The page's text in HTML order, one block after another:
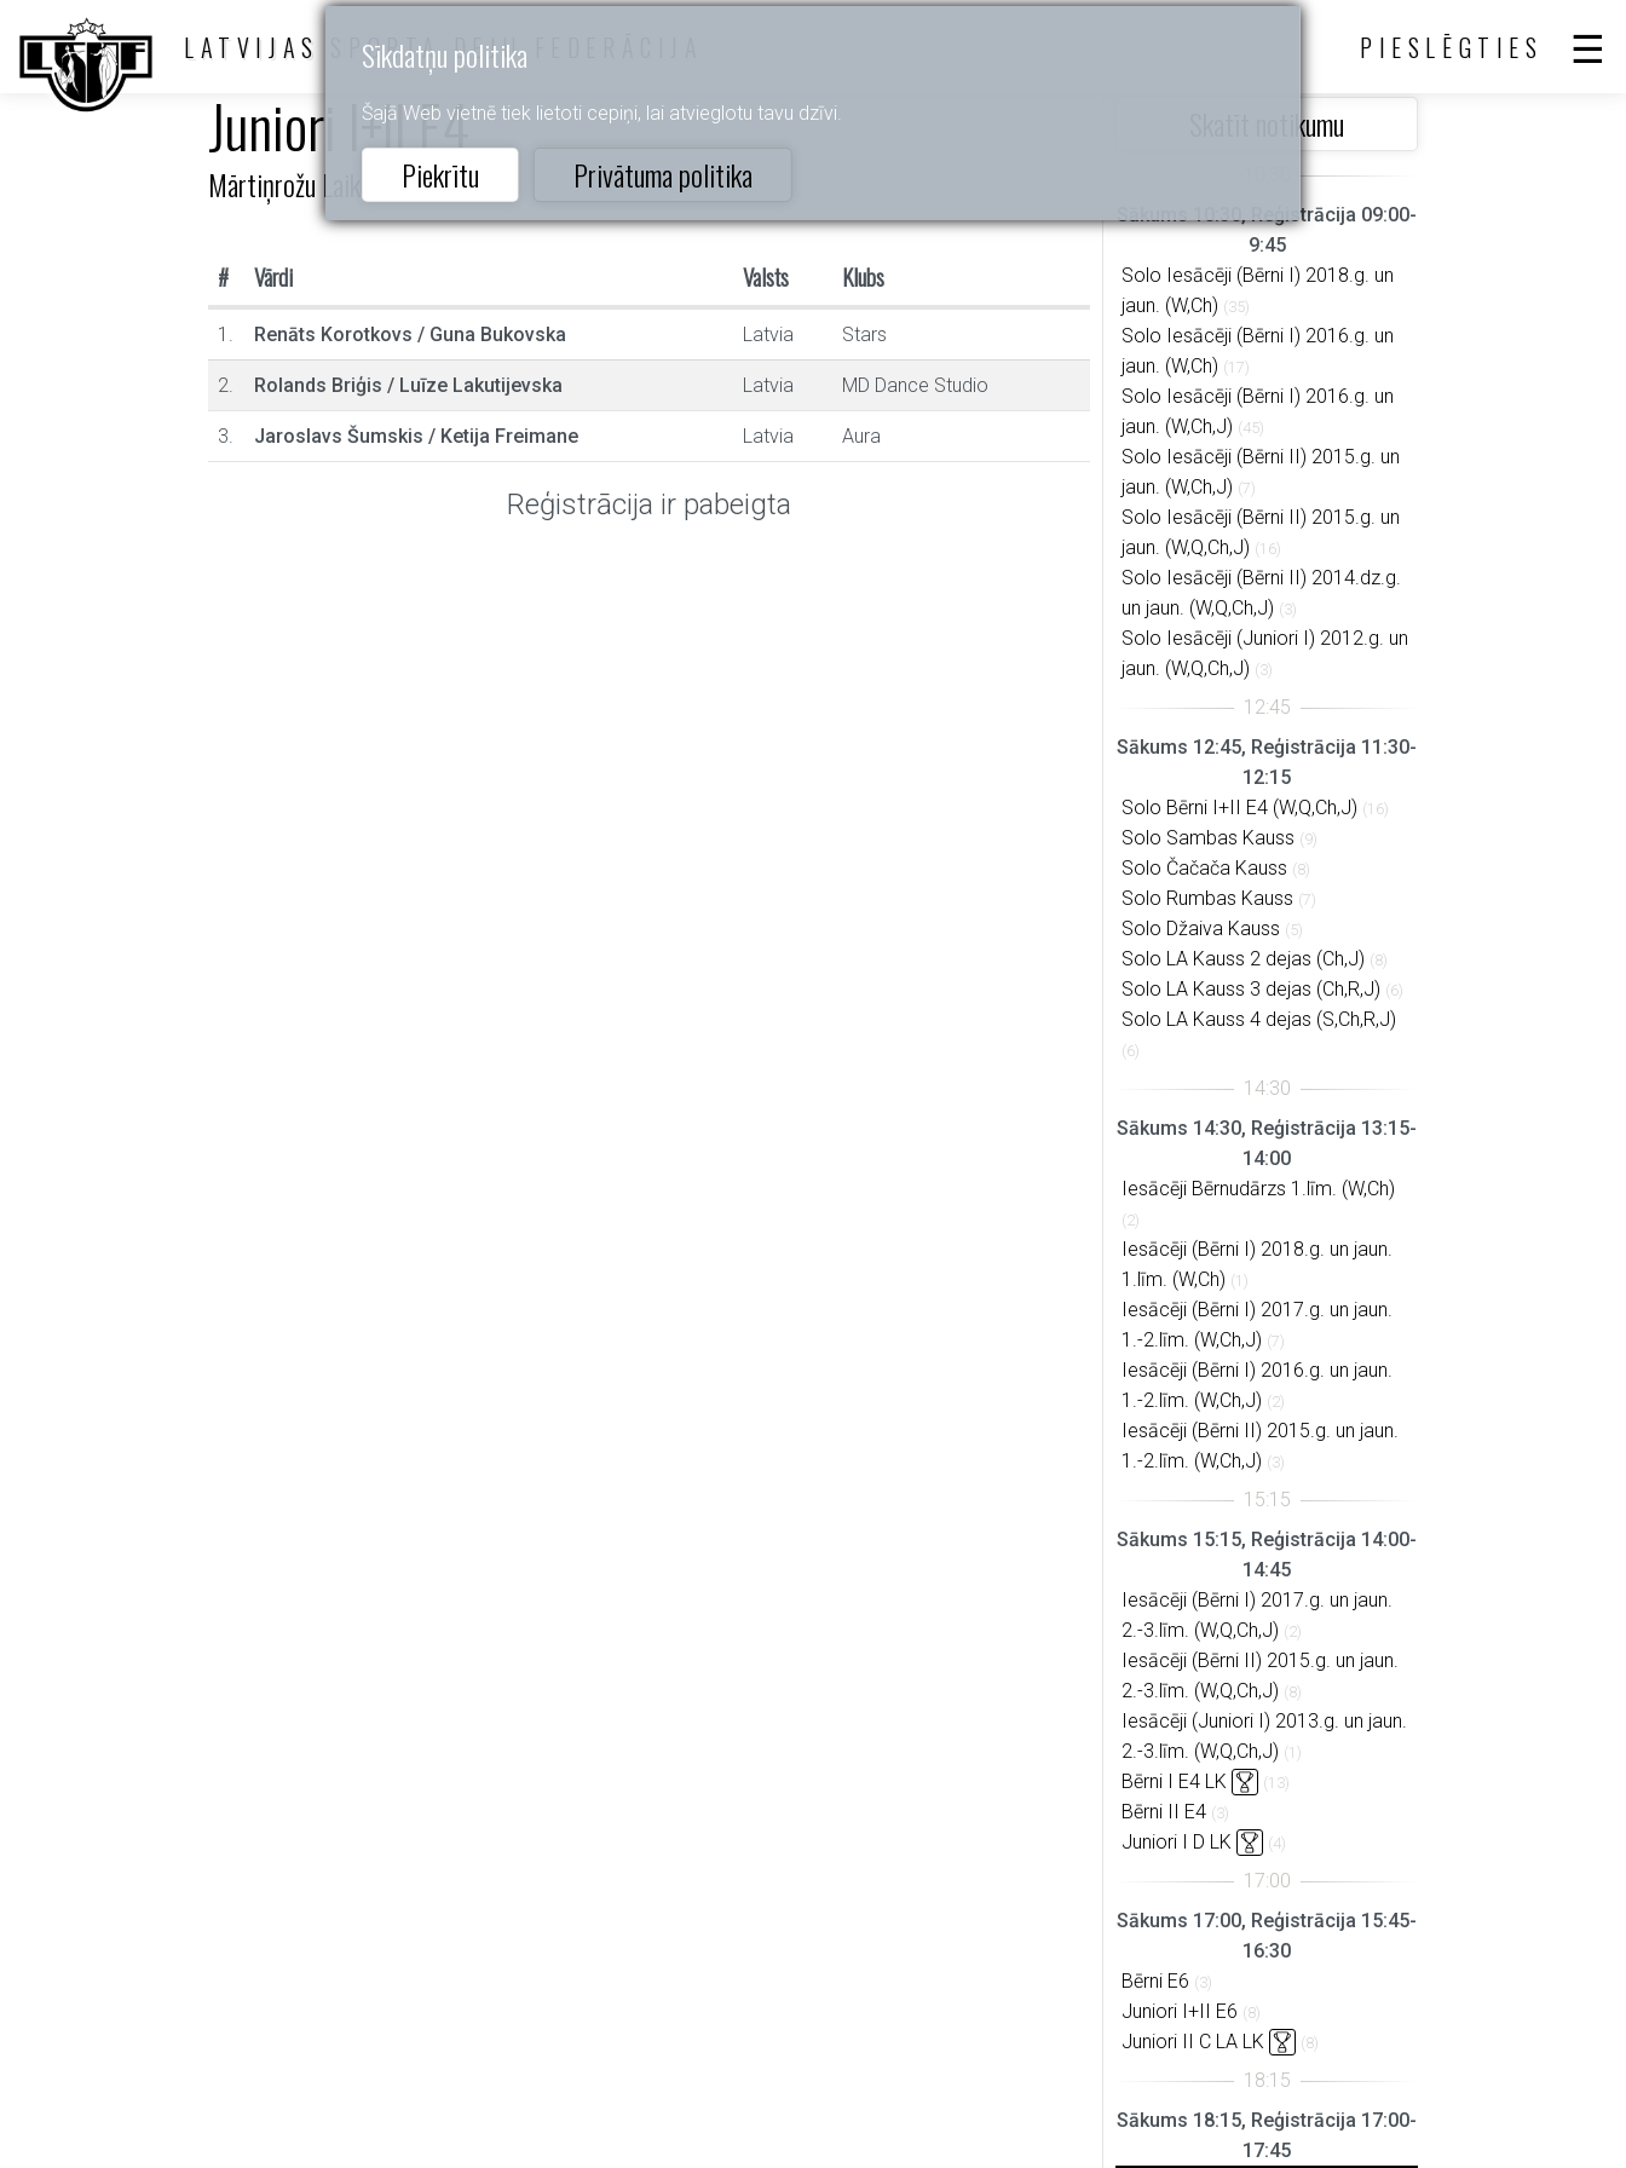
Sīkdatņu politika
Šajā Web vietnē tiek lietoti cepiņi, lai atvieglotu tavu dzīvi.
Piekrītu Privātuma politika
LATVIJAS SPORTA DEJU FEDERĀCIJA PIESLĒGTIES
Juniori I+II E4
Mārtiņrožu Laiks
# Vārdi Valsts Klubs
1. Renāts Korotkovs / Guna Bukovska Latvia Stars
2. Rolands Briģis / Luīze Lakutijevska Latvia MD Dance Studio
3. Jaroslavs Šumskis / Ketija Freimane Latvia Aura
Reģistrācija ir pabeigta
Skatīt notikumu
Sākums 10:30, Reģistrācija 09:00-
9:45
Solo Iesācēji (Bērni I) 2018.g. un
jaun. (W,Ch) (35)
Solo Iesācēji (Bērni I) 2016.g. un
jaun. (W,Ch) (17)
Solo Iesācēji (Bērni I) 2016.g. un
jaun. (W,Ch,J) (45)
Solo Iesācēji (Bērni II) 2015.g. un
jaun. (W,Ch,J) (7)
Solo Iesācēji (Bērni II) 2015.g. un
jaun. (W,Q,Ch,J) (16)
Solo Iesācēji (Bērni II) 2014.dz.g.
un jaun. (W,Q,Ch,J) (3)
Solo Iesācēji (Juniori I) 2012.g. un
jaun. (W,Q,Ch,J) (3)
Sākums 12:45, Reģistrācija 11:30-
12:15
Solo Bērni I+II E4 (W,Q,Ch,J) (16)
Solo Sambas Kauss (9)
Solo Čačača Kauss (8)
Solo Rumbas Kauss (7)
Solo Džaiva Kauss (5)
Solo LA Kauss 2 dejas (Ch,J) (8)
Solo LA Kauss 3 dejas (Ch,R,J) (6)
Solo LA Kauss 4 dejas (S,Ch,R,J)
(6)
Sākums 14:30, Reģistrācija 13:15-
14:00
Iesācēji Bērnudārzs 1.līm. (W,Ch)
(2)
Iesācēji (Bērni I) 2018.g. un jaun.
1.līm. (W,Ch) (1)
Iesācēji (Bērni I) 2017.g. un jaun.
1.-2.līm. (W,Ch,J) (7)
Iesācēji (Bērni I) 2016.g. un jaun.
1.-2.līm. (W,Ch,J) (2)
Iesācēji (Bērni II) 2015.g. un jaun.
1.-2.līm. (W,Ch,J) (3)
Sākums 15:15, Reģistrācija 14:00-
14:45
Iesācēji (Bērni I) 2017.g. un jaun.
2.-3.līm. (W,Q,Ch,J) (2)
Iesācēji (Bērni II) 2015.g. un jaun.
2.-3.līm. (W,Q,Ch,J) (8)
Iesācēji (Juniori I) 2013.g. un jaun.
2.-3.līm. (W,Q,Ch,J) (1)
Bērni I E4 LK (13)
Bērni II E4 (3)
Juniori I D LK (4)
Sākums 17:00, Reģistrācija 15:45-
16:30
Bērni E6 (3)
Juniori I+II E6 (8)
Juniori II C LA LK (8)
Sākums 18:15, Reģistrācija 17:00-
17:45